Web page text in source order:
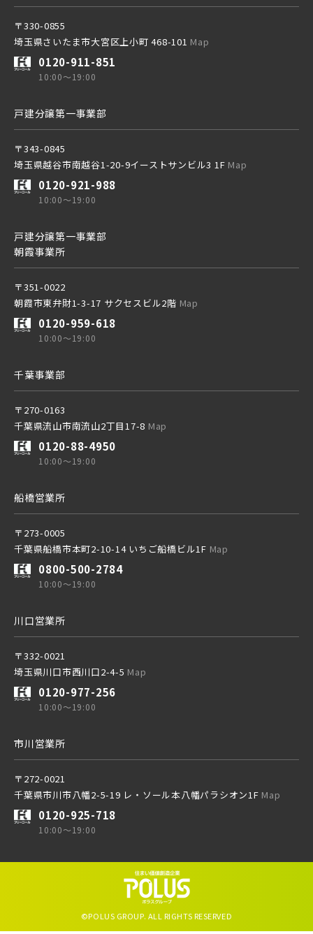
〒330-0855
埼玉県さいたま市大宮区上小町 468-101 Map
0120-911-851
10:00～19:00
戸建分譲第一事業部
〒343-0845
埼玉県越谷市南越谷1-20-9イーストサンビル3 1F Map
0120-921-988
10:00～19:00
戸建分譲第一事業部
朝霞事業所
〒351-0022
朝霞市東弁財1-3-17 サクセスビル2階 Map
0120-959-618
10:00～19:00
千葉事業部
〒270-0163
千葉県流山市南流山2丁目17-8 Map
0120-88-4950
10:00～19:00
船橋営業所
〒273-0005
千葉県船橋市本町2-10-14 いちご船橋ビル1F Map
0800-500-2784
10:00～19:00
川口営業所
〒332-0021
埼玉県川口市西川口2-4-5 Map
0120-977-256
10:00～19:00
市川営業所
〒272-0021
千葉県市川市八幡2-5-19 レ・ソール本八幡パラシオン1F Map
0120-925-718
10:00～19:00
©POLUS GROUP. ALL RIGHTS RESERVED